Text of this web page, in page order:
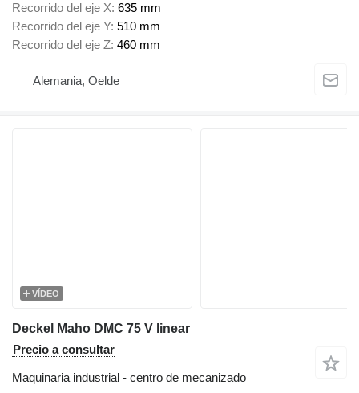
Recorrido del eje X 635 mm
Recorrido del eje Y 510 mm
Recorrido del eje Z 460 mm
Alemania, Oelde
VÍDEO
Deckel Maho DMC 75 V linear
Precio a consultar
Maquinaria industrial - centro de mecanizado